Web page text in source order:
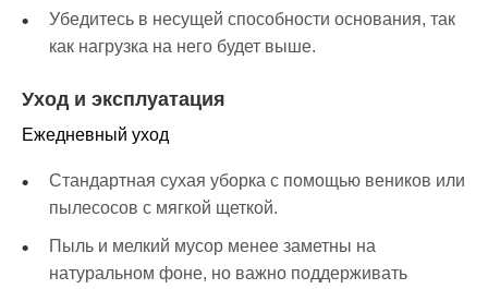
Убедитесь в несущей способности основания, так
как нагрузка на него будет выше.
Уход и эксплуатация
Ежедневный уход
Стандартная сухая уборка с помощью веников или
пылесосов с мягкой щеткой.
Пыль и мелкий мусор менее заметны на
натуральном фоне, но важно поддерживать